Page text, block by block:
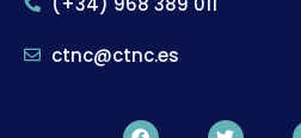
ctnc@ctnc.es